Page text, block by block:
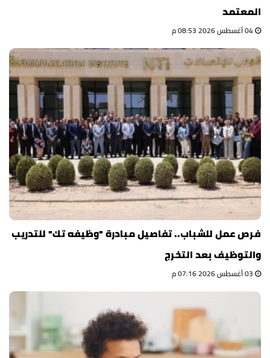
المعتمد
فرص عمل للشباب.. تفاصيل مبادرة "وظيفه تك" للتدريب
والتوظيف بعد التخرج